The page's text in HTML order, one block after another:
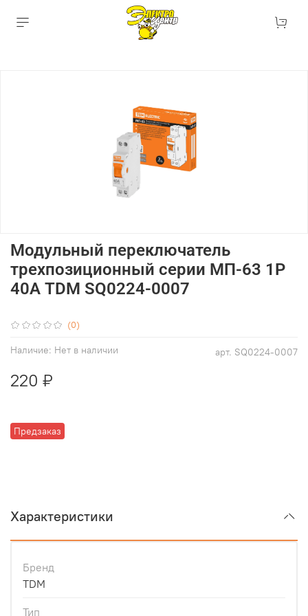
(0)
арт. SQ0224-0007
Наличие: Нет в наличии
Предзаказ
Модульный переключатель
трехпозиционный серии МП-63 1Р
40А TDM SQ0224-0007
220 ₽
Характеристики
Бренд
TDM
Тип